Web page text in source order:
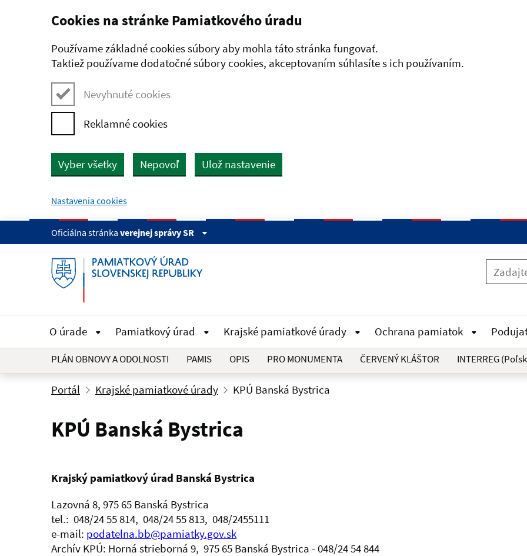
Preskočiť na hlavný obsah
Cookies na stránke Pamiatkového úradu
Používame základné cookies súbory aby mohla táto stránka fungovať.
Taktiež používame dodatočné súbory cookies, akceptovaním súhlasíte s ich používaním.
Nevyhnuté cookies
Reklamné cookies
Vyber všetky Nepovoľ Ulož nastavenie
Nastavenia cookies
Oficiálna stránka verejnej správy SR
O úrade Pamiatkový úrad Krajské pamiatkové úrady Ochrana pamiatok
PLÁN OBNOVY A ODOLNOSTI PAMIS OPIS PRO MONUMENTA ČERVENÝ KLÁŠTOR INTERREG
Portál Krajské pamiatkové úrady KPÚ Banská Bystrica
KPÚ Banská Bystrica
Krajský pamiatkový úrad Banská Bystrica
Lazovná 8, 975 65 Banská Bystrica
tel.: 048/24 55 814, 048/24 55 813, 048/2455111
e-mail: podatelna.bb@pamiatky.gov.sk
Archív KPÚ: Horná strieborná 9, 975 65 Banská Bystrica -048/24 54 844